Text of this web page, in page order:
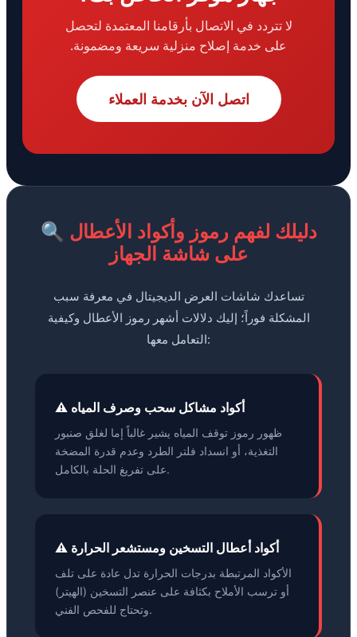
لا تتردد في الاتصال بأرقامنا المعتمدة لتحصل
على خدمة إصلاح منزلية سريعة ومضمونة.
اتصل الآن بخدمة العملاء
🔍 دليلك لفهم رموز وأكواد الأعطال
على شاشة الجهاز
تساعدك شاشات العرض الديجيتال في معرفة سبب
المشكلة فوراً؛ إليك دلالات أشهر رموز الأعطال وكيفية
التعامل معها:
⚠️ أكواد مشاكل سحب وصرف المياه
ظهور رموز توقف المياه يشير غالباً إما لغلق صنبور
التغذية، أو انسداد فلتر الطرد وعدم قدرة المضخة
على تفريغ الحلة بالكامل.
⚠️ أكواد أعطال التسخين ومستشعر الحرارة
الأكواد المرتبطة بدرجات الحرارة تدل عادة على تلف
أو ترسب الأملاح بكثافة على عنصر التسخين (الهيتر)
وتحتاج للفحص الفني.